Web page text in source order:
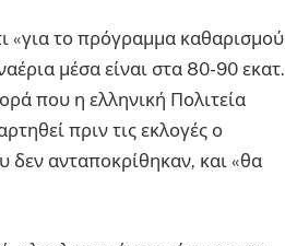
«για το πρόγραμμα καθαρισμού
μέσα είναι στα 80-90 εκατ.
που η ελληνική Πολιτεία
πριν τις εκλογές ο
ανταποκρίθηκαν, και «θα